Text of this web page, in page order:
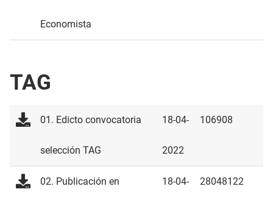
Economista
TAG
01. Edicto convocatoria
selección TAG
18-04-
2022
106908
02. Publicación en 18-04- 28048122